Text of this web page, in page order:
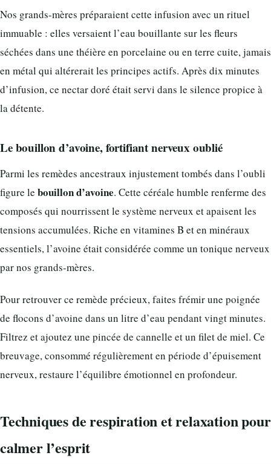
Nos grands-mères préparaient cette infusion avec un rituel
immuable : elles versaient l’eau bouillante sur les fleurs
séchées dans une théière en porcelaine ou en terre cuite, jamais
en métal qui altérerait les principes actifs. Après dix minutes
d’infusion, ce nectar doré était servi dans le silence propice à
la détente.
Le bouillon d’avoine, fortifiant nerveux oublié
Parmi les remèdes ancestraux injustement tombés dans l’oubli
figure le bouillon d’avoine. Cette céréale humble renferme des
composés qui nourrissent le système nerveux et apaisent les
tensions accumulées. Riche en vitamines B et en minéraux
essentiels, l’avoine était considérée comme un tonique nerveux
par nos grands-mères.
Pour retrouver ce remède précieux, faites frémir une poignée
de flocons d’avoine dans un litre d’eau pendant vingt minutes.
Filtrez et ajoutez une pincée de cannelle et un filet de miel. Ce
breuvage, consommé régulièrement en période d’épuisement
nerveux, restaure l’équilibre émotionnel en profondeur.
Techniques de respiration et relaxation pour
calmer l’esprit